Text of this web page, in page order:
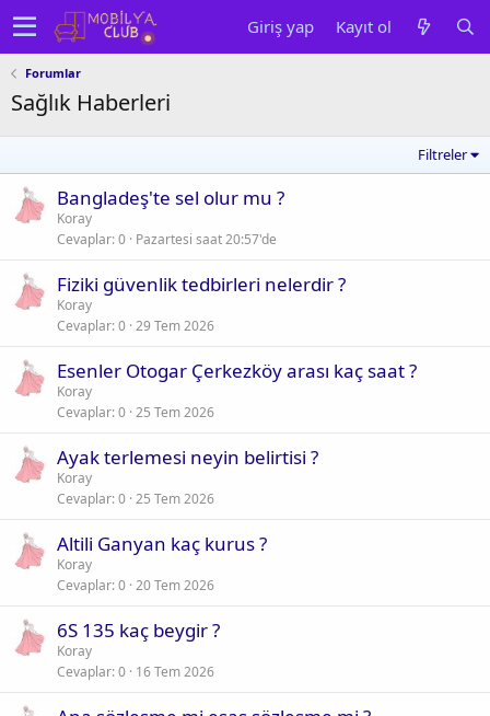
Giriş yap Kayıt ol
Forumlar
Sağlık Haberleri
Filtreler
Bangladeş'te sel olur mu ?
Koray
Cevaplar 0 Pazartesi saat 20:57'de
Fiziki güvenlik tedbirleri nelerdir ?
Koray
Cevaplar 0 29 Tem 2026
Esenler Otogar Çerkezköy arası kaç saat ?
Koray
Cevaplar 0 25 Tem 2026
Ayak terlemesi neyin belirtisi ?
Koray
Cevaplar 0 25 Tem 2026
Altili Ganyan kaç kurus ?
Koray
Cevaplar 0 20 Tem 2026
6S 135 kaç beygir ?
Koray
Cevaplar 0 16 Tem 2026